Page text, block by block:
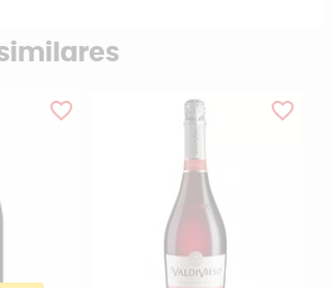
favorite_border favorite_border